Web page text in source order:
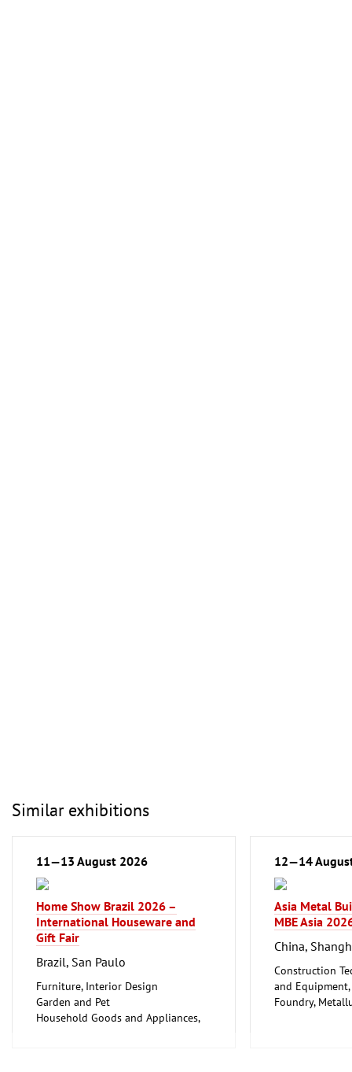
Similar exhibitions
11—13 August 2026
Home Show Brazil 2026 –
International Houseware and
Gift Fair
Brazil, San Paulo
Furniture, Interior Design
Garden and Pet
Household Goods and Appliances,
12—14
Asia Metal
MBE Asia
China,
Construction
and
Foundry,